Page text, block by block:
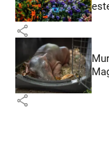
share
share